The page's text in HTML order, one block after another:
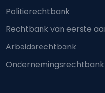
Politierechtbank
Rechtbank van eerste
Arbeidsrechtbank
Ondernemingsrechtbank